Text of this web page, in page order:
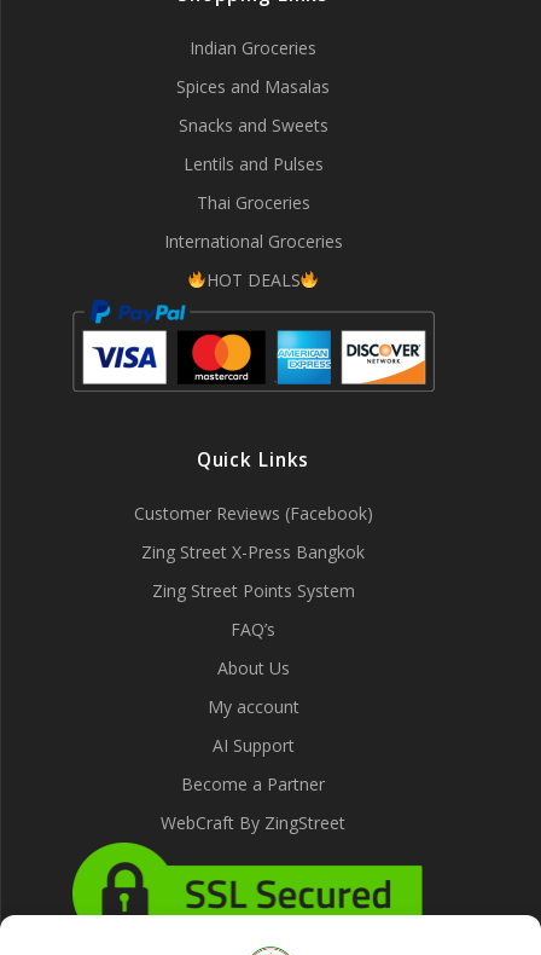
Indian Groceries
Spices and Masalas
Snacks and Sweets
Lentils and Pulses
Thai Groceries
International Groceries
HOT DEALS
Quick Links
Customer Reviews (Facebook)
Zing Street X-Press Bangkok
Zing Street Points System
FAQ’s
About Us
My account
AI Support
Become a Partner
WebCraft By ZingStreet